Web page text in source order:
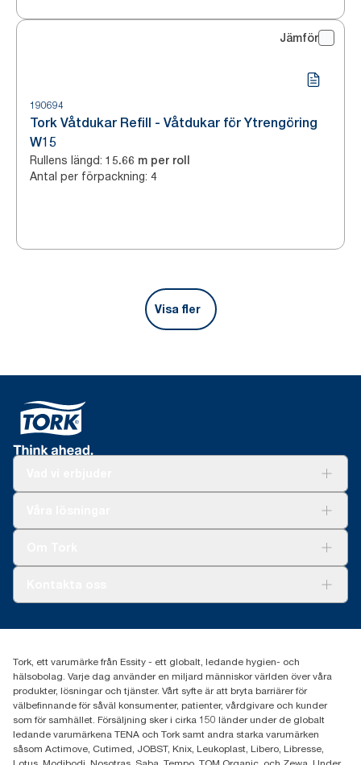
Jämför
190694
Tork Våtdukar Refill - Våtdukar för Ytrengöring
W15
Rullens längd: 15.66 m per roll
Antal per förpackning: 4
Visa fler
031-746 17 00
Tork, ett varumärke från Essity - ett globalt, ledande hygien- och
hälsobolag. Varje dag använder en miljard människor världen över våra
produkter, lösningar och tjänster. Vårt syfte är att bryta barriärer för
välbefinnande för såväl konsumenter, patienter, vårdgivare och kunder
som för samhället. Försäljning sker i cirka 150 länder under de globalt
ledande varumärkena TENA och Tork samt andra starka varumärken
såsom Actimove, Cutimed, JOBST, Knix, Leukoplast, Libero, Libresse,